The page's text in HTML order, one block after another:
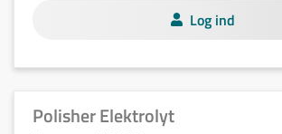
Log ind
Polisher Elektrolyt